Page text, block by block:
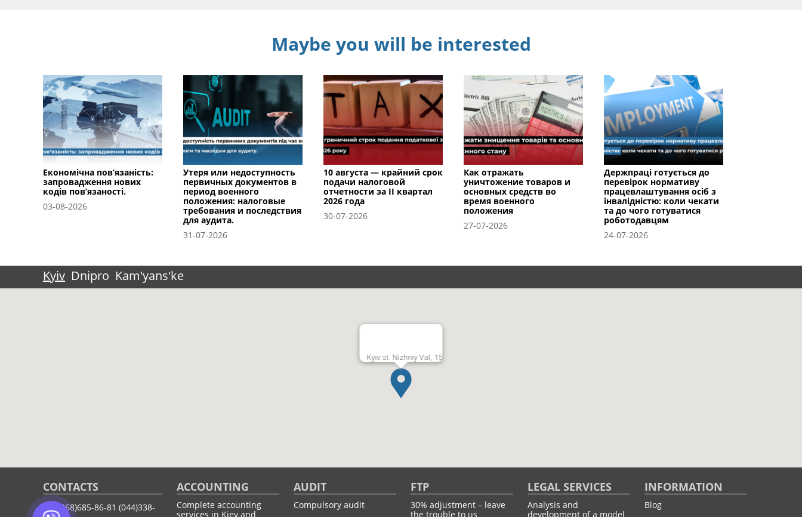
Maybe you will be interested
Економічна пов’язаність:
запровадження нових
кодів пов’язаності.
03-08-2026
Утеря или недоступность
первичных документов в
период военного
положения: налоговые
требования и последствия
для аудита.
31-07-2026
10 августа — крайний срок
подачи налоговой
отчетности за II квартал
2026 года
30-07-2026
Как отражать
уничтожение товаров и
основных средств во
время военного
положения
27-07-2026
Держпраці готується до
перевірок нормативу
працевлаштування осіб з
інвалідністю: коли чекати
та до чого готуватися
роботодавцям
24-07-2026
Kyiv Dnipro Kam'yansʹke
Kyiv st. Nizhniy Val, 15
CONTACTS
(068)685-86-81 (044)338-
ACCOUNTING
Complete accounting
services in Kiev and
AUDIT
Compulsory audit
FTP
30% adjustment – leave
the trouble to us
LEGAL SERVICES
Analysis and
development of a model
INFORMATION
Blog